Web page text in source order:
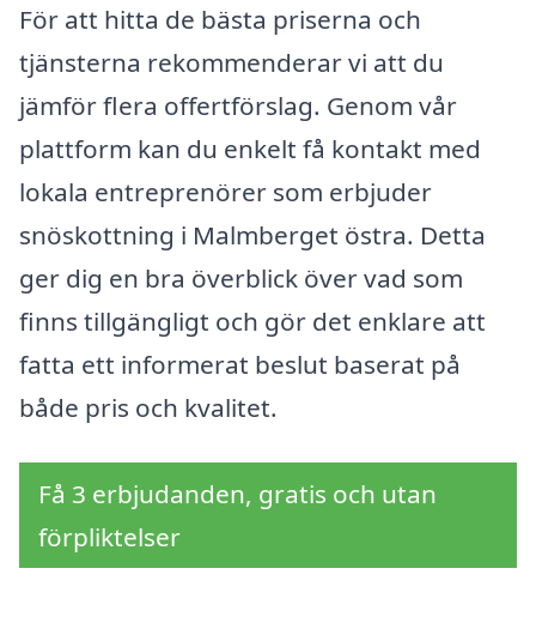
För att hitta de bästa priserna och
tjänsterna rekommenderar vi att du
jämför flera offertförslag. Genom vår
plattform kan du enkelt få kontakt med
lokala entreprenörer som erbjuder
snöskottning i Malmberget östra. Detta
ger dig en bra överblick över vad som
finns tillgängligt och gör det enklare att
fatta ett informerat beslut baserat på
både pris och kvalitet.
Få 3 erbjudanden, gratis och utan
förpliktelser